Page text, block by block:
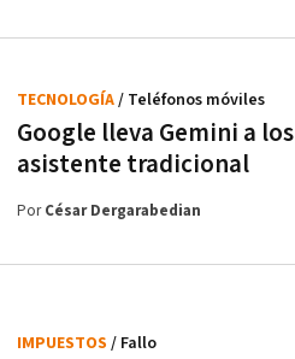
Google lleva Gemini a
asistente tradicional
TECNOLOGÍA/ Teléfonos móviles
PorCésar Dergarabedian
IMPUESTOS / Fallo